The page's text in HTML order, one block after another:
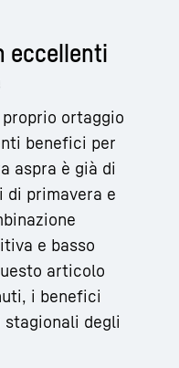
eccellenti
ortaggio
benefici per
aspra è già di
di primavera e
e basso
articolo
i benefici
degli